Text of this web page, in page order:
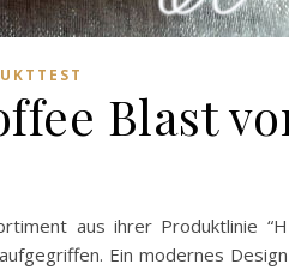
Blast
aus ihrer Produktlinie
Ein modernes